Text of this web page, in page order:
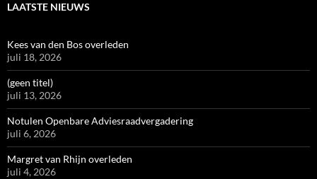
LAATSTE NIEUWS
Kees van den Bos overleden
juli 18, 2026
(geen titel)
juli 13, 2026
Notulen Openbare Adviesraadvergadering
juli 6, 2026
Margret van Rhijn overleden
juli 4, 2026